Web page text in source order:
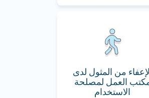
من المثول لدى
العمل لمصلحة
الاستخدام